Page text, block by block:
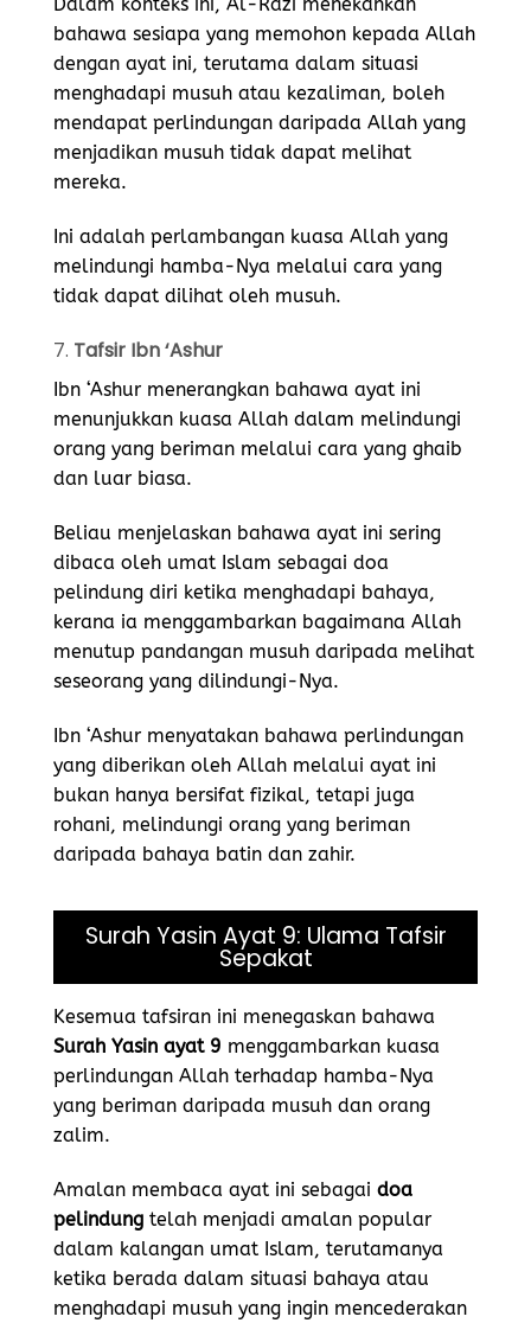
Dalam konteks ini, Al-Razi menekankan
bahawa sesiapa yang memohon kepada Allah
dengan ayat ini, terutama dalam situasi
menghadapi musuh atau kezaliman, boleh
mendapat perlindungan daripada Allah yang
menjadikan musuh tidak dapat melihat
mereka.
Ini adalah perlambangan kuasa Allah yang
melindungi hamba-Nya melalui cara yang
tidak dapat dilihat oleh musuh.
7. Tafsir Ibn ‘Ashur
Ibn ‘Ashur menerangkan bahawa ayat ini
menunjukkan kuasa Allah dalam melindungi
orang yang beriman melalui cara yang ghaib
dan luar biasa.
Beliau menjelaskan bahawa ayat ini sering
dibaca oleh umat Islam sebagai doa
pelindung diri ketika menghadapi bahaya,
kerana ia menggambarkan bagaimana Allah
menutup pandangan musuh daripada melihat
seseorang yang dilindungi-Nya.
Ibn ‘Ashur menyatakan bahawa perlindungan
yang diberikan oleh Allah melalui ayat ini
bukan hanya bersifat fizikal, tetapi juga
rohani, melindungi orang yang beriman
daripada bahaya batin dan zahir.
Surah Yasin Ayat 9: Ulama Tafsir
Sepakat
Kesemua tafsiran ini menegaskan bahawa
Surah Yasin ayat 9 menggambarkan kuasa
perlindungan Allah terhadap hamba-Nya
yang beriman daripada musuh dan orang
zalim.
Amalan membaca ayat ini sebagai doa
pelindung telah menjadi amalan popular
dalam kalangan umat Islam, terutamanya
ketika berada dalam situasi bahaya atau
menghadapi musuh yang ingin mencederakan